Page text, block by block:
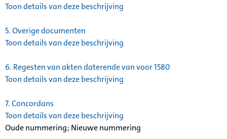
Toon details van deze beschrijving
5.Overige documenten
Toon details van deze beschrijving
6. Regesten van akten daterende van voor 1580
Toon details van deze beschrijving
7.Concordans
Toon details van deze beschrijving
Oude nummering; Nieuwe nummering